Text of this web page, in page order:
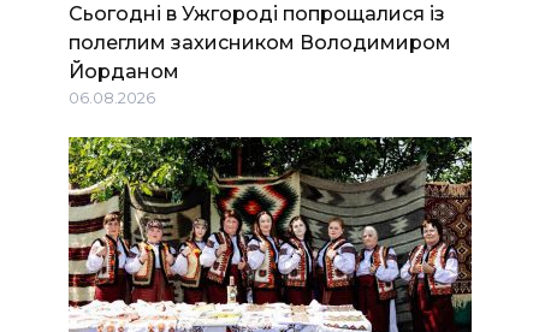
Сьогодні в Ужгороді попрощалися із
полеглим захисником Володимиром
Йорданом
06.08.2026